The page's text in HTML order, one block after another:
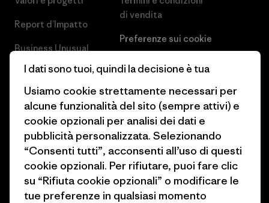
Report d’Impatto
Business Unusual
Obiettivi climatici
1% For The Planet
Come finanziamo
Buoni regalo
Trova un negozio
di vendita
Preferenze sui cookie
Lavora con noi
Stampa e media
Industry program
Programma di affiliazione
Patagonia Italia Mappa del sito
I dati sono tuoi, quindi la decisione è tua
Usiamo cookie strettamente necessari per
alcune funzionalità del sito (sempre attivi) e
cookie opzionali per analisi dei dati e
pubblicità personalizzata. Selezionando
“Consenti tutti”, acconsenti all’uso di questi
cookie opzionali. Per rifiutare, puoi fare clic
su “Rifiuta cookie opzionali” o modificare le
tue preferenze in qualsiasi momento